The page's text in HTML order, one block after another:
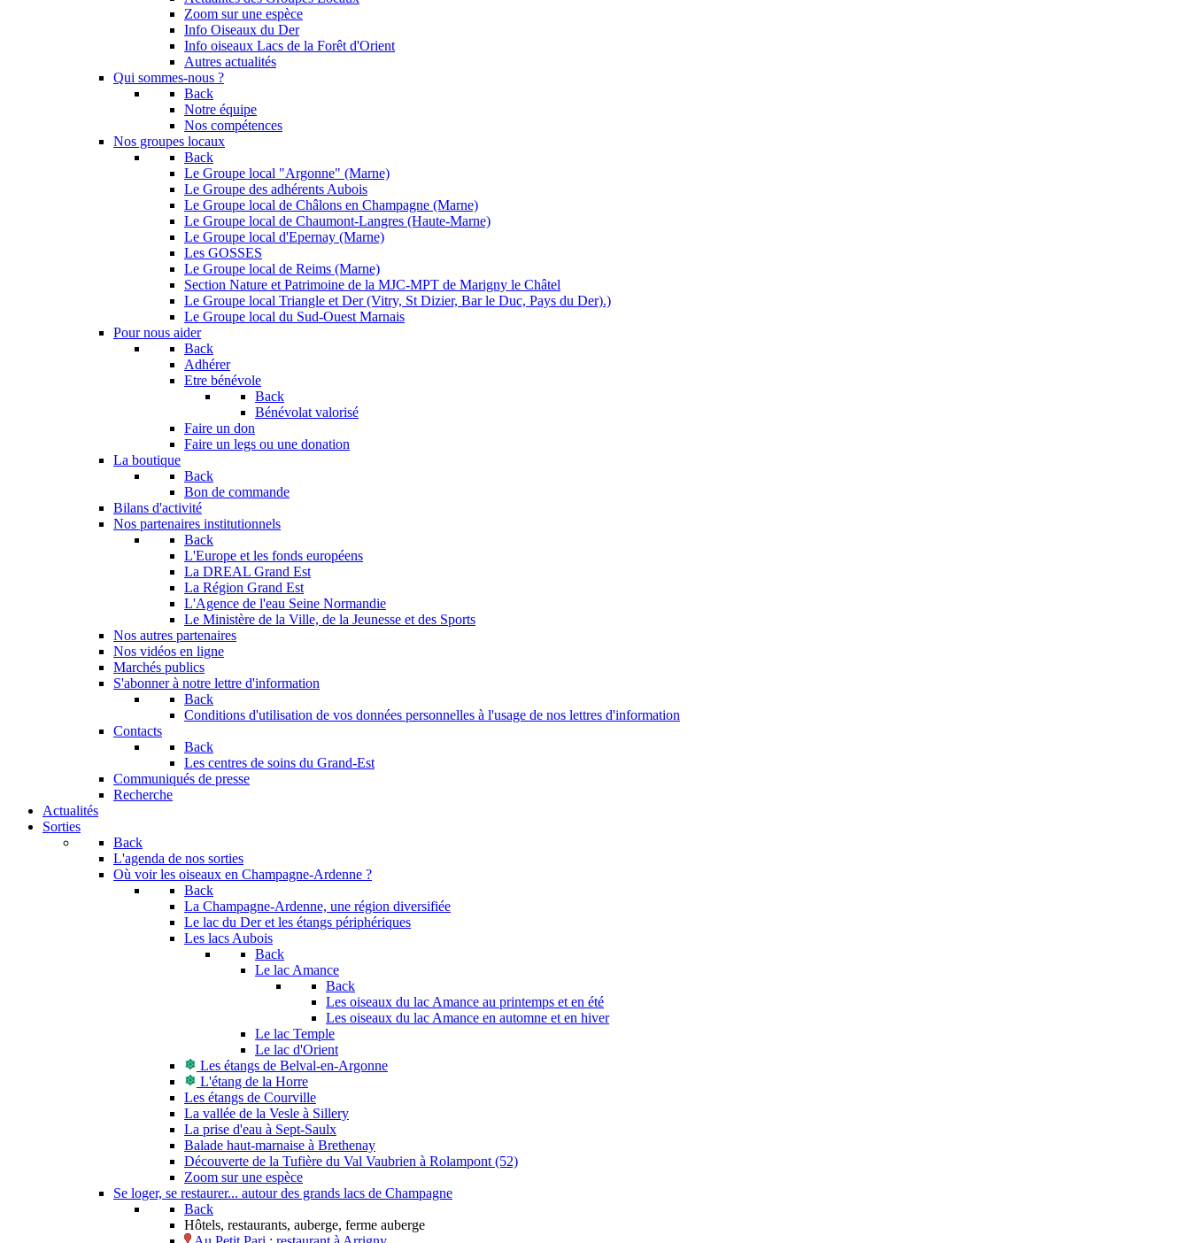
Zoom sur une espèce
Info Oiseaux du Der
Info oiseaux Lacs de la Forêt d'Orient
Autres actualités
Qui sommes-nous ?
Back
Notre équipe
Nos compétences
Nos groupes locaux
Back
Le Groupe local "Argonne" (Marne)
Le Groupe des adhérents Aubois
Le Groupe local de Châlons en Champagne (Marne)
Le Groupe local de Chaumont-Langres (Haute-Marne)
Le Groupe local d'Epernay (Marne)
Les GOSSES
Le Groupe local de Reims (Marne)
Section Nature et Patrimoine de la MJC-MPT de Marigny le Châtel
Le Groupe local Triangle et Der (Vitry, St Dizier, Bar le Duc, Pays du Der).)
Le Groupe local du Sud-Ouest Marnais
Pour nous aider
Back
Adhérer
Etre bénévole
Back
Bénévolat valorisé
Faire un don
Faire un legs ou une donation
La boutique
Back
Bon de commande
Bilans d'activité
Nos partenaires institutionnels
Back
L'Europe et les fonds européens
La DREAL Grand Est
La Région Grand Est
L'Agence de l'eau Seine Normandie
Le Ministère de la Ville, de la Jeunesse et des Sports
Nos autres partenaires
Nos vidéos en ligne
Marchés publics
S'abonner à notre lettre d'information
Back
Conditions d'utilisation de vos données personnelles à l'usage de nos lettres d'information
Contacts
Back
Les centres de soins du Grand-Est
Communiqués de presse
Recherche
Actualités
Sorties
Back
L'agenda de nos sorties
Où voir les oiseaux en Champagne-Ardenne ?
Back
La Champagne-Ardenne, une région diversifiée
Le lac du Der et les étangs périphériques
Les lacs Aubois
Back
Le lac Amance
Back
Les oiseaux du lac Amance au printemps et en été
Les oiseaux du lac Amance en automne et en hiver
Le lac Temple
Le lac d'Orient
Les étangs de Belval-en-Argonne
L'étang de la Horre
Les étangs de Courville
La vallée de la Vesle à Sillery
La prise d'eau à Sept-Saulx
Balade haut-marnaise à Brethenay
Découverte de la Tufière du Val Vaubrien à Rolampont (52)
Zoom sur une espèce
Se loger, se restaurer... autour des grands lacs de Champagne
Back
Hôtels, restaurants, auberge, ferme auberge